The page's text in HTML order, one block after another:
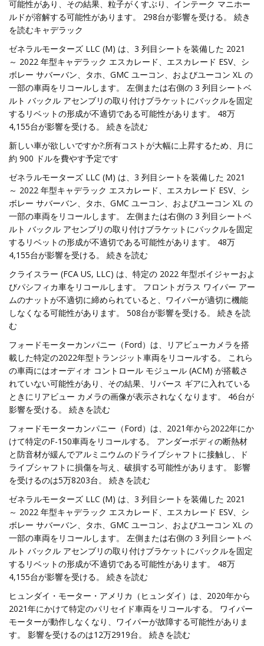
可能性があり、その結果、粒子がくすぶり、インテーク マニホー
ルドが溶解する可能性があります。 298台が影響を受ける。 続き
を読むキャデラック
ゼネラルモーターズ LLC (M) は、3 列目シートを装備した 2021
～ 2022 年型キャデラック エスカレード、エスカレード ESV、シ
ボレー サバーバン、タホ、GMC ユーコン、およびユーコン XL の
一部の車両をリコールします。 左側または右側の 3 列目シートベ
ルト バックル アセンブリの取り付けブラケットにバックルを固定
するリベットの形成が不適切である可能性があります。 48万
4,155台が影響を受ける。 続きを読む
新しい車が欲しいですか?:所有コストが大幅に上昇するため、月に
約 900 ドルを費やす予定です
ゼネラルモーターズ LLC (M) は、3 列目シートを装備した 2021
～ 2022 年型キャデラック エスカレード、エスカレード ESV、シ
ボレー サバーバン、タホ、GMC ユーコン、およびユーコン XL の
一部の車両をリコールします。 左側または右側の 3 列目シートベ
ルト バックル アセンブリの取り付けブラケットにバックルを固定
するリベットの形成が不適切である可能性があります。 48万
4,155台が影響を受ける。 続きを読む
クライスラー (FCA US, LLC) は、特定の 2022 年型ボイジャーおよ
びパシフィカ車をリコールします。 フロントガラス ワイパー アー
ムのナットが不適切に締められていると、ワイパーが適切に機能
しなくなる可能性があります。 508台が影響を受ける。 続きを読
む
フォードモーターカンパニー（Ford）は、リアビューカメラを搭
載した特定の2022年型トランジット車両をリコールする。 これら
の車両にはオーディオ コントロール モジュール (ACM) が搭載さ
れていない可能性があり、その結果、リバース ギアに入れている
ときにリアビュー カメラの画像が表示されなくなります。 46台が
影響を受ける。 続きを読む
フォードモーターカンパニー（Ford）は、2021年から2022年にか
けて特定のF-150車両をリコールする。 アンダーボディの断熱材
と防音材が緩んでアルミニウムのドライブシャフトに接触し、ド
ライブシャフトに損傷を与え、破損する可能性があります。 影響
を受けるのは5万8203台。 続きを読む
ゼネラルモーターズ LLC (M) は、3 列目シートを装備した 2021
～ 2022 年型キャデラック エスカレード、エスカレード ESV、シ
ボレー サバーバン、タホ、GMC ユーコン、およびユーコン XL の
一部の車両をリコールします。 左側または右側の 3 列目シートベ
ルト バックル アセンブリの取り付けブラケットにバックルを固定
するリベットの形成が不適切である可能性があります。 48万
4,155台が影響を受ける。 続きを読む
ヒュンダイ・モーター・アメリカ（ヒュンダイ）は、2020年から
2021年にかけて特定のパリセイド車両をリコールする。 ワイパー
モーターが動作しなくなり、ワイパーが故障する可能性がありま
す。 影響を受けるのは12万2919台。 続きを読む